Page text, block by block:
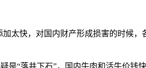
快，对国内财产形成损害的时候，
“落井下石”，国内牛肉和活牛价钱